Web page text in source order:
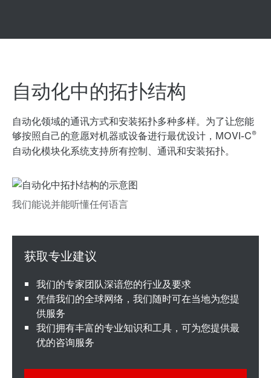
自动化中的拓扑结构
自动化领域的通讯方式和安装拓扑多种多样。为了让您能
够按照自己的意愿对机器或设备进行最优设计，MOVI-C®
自动化模块化系统支持所有控制、通讯和安装拓扑。
我们的专家团队深谙您的行业及要求
凭借我们的全球网络，我们随时可在当地为您提
供服务
我们拥有丰富的专业知识和工具，可为您提供最
优的咨询服务